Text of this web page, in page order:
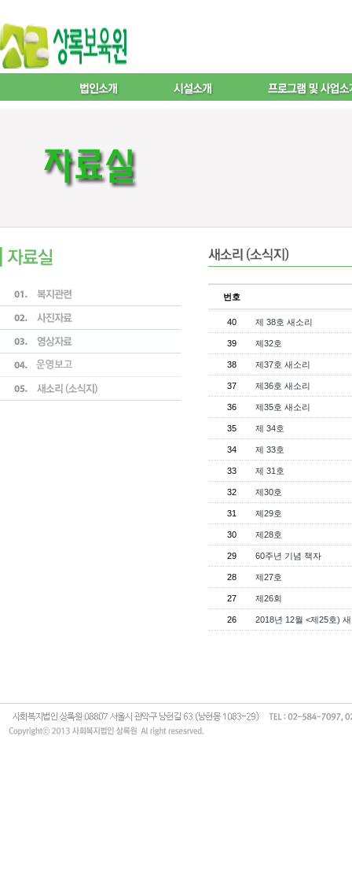
번호
40 제 38호 새소리
39 제32호
38 제37호 새소리
37 제36호 새소리
36 제35호 새소리
35 제 34호
34 제 33호
33 제 31호
32 제30호
31 제29호
30 제28호
29 60주년 기념 책자
28 제27호
27 제26회
26 2018년 12월 <제25호)